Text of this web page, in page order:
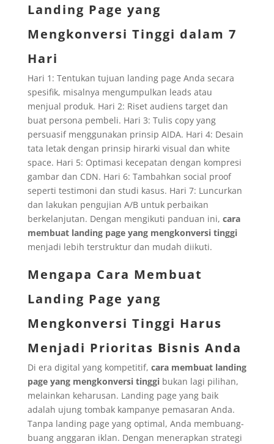
Landing Page yang
Mengkonversi Tinggi dalam 7
Hari
Hari 1: Tentukan tujuan landing page Anda secara
spesifik, misalnya mengumpulkan leads atau
menjual produk. Hari 2: Riset audiens target dan
buat persona pembeli. Hari 3: Tulis copy yang
persuasif menggunakan prinsip AIDA. Hari 4: Desain
tata letak dengan prinsip hirarki visual dan white
space. Hari 5: Optimasi kecepatan dengan kompresi
gambar dan CDN. Hari 6: Tambahkan social proof
seperti testimoni dan studi kasus. Hari 7: Luncurkan
dan lakukan pengujian A/B untuk perbaikan
berkelanjutan. Dengan mengikuti panduan ini, cara
membuat landing page yang mengkonversi tinggi
menjadi lebih terstruktur dan mudah diikuti.
Mengapa Cara Membuat
Landing Page yang
Mengkonversi Tinggi Harus
Menjadi Prioritas Bisnis Anda
Di era digital yang kompetitif, cara membuat landing
page yang mengkonversi tinggibukan lagi pilihan,
melainkan keharusan. Landing page yang baik
adalah ujung tombak kampanye pemasaran Anda.
Tanpa landing page yang optimal, Anda membuang-
buang anggaran iklan. Dengan menerapkan strategi